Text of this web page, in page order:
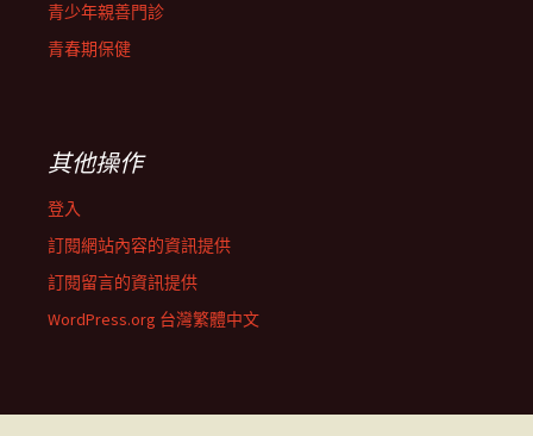
青少年親善門診
青春期保健
其他操作
登入
訂閱網站內容的資訊提供
訂閱留言的資訊提供
WordPress.org 台灣繁體中文